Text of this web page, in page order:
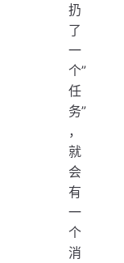
扔
了
一
个”
任
务”
，
就
会
有
一
个
消